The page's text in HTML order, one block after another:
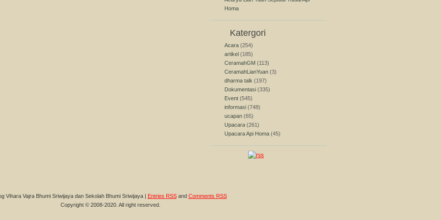
Homa
Katergori
Acara (254)
artikel (185)
CeramahGM (113)
CeramahLianYuan (3)
dharma talk (197)
Dokumentasi (335)
Event (545)
informasi (748)
ucapan (65)
Upacara (261)
Upacara Api Homa (45)
Vihara Vajra Bhumi Sriwijaya dan Sekolah Bhumi Sriwijaya | Entries RSSand Comments RSS
Copyright © 2008-2020. All right reserved.